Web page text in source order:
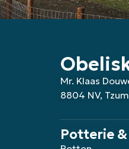
Mr. Klaas
8804 NV, Tzum
Potterie &